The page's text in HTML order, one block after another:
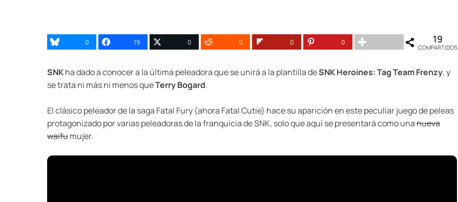
0 19 0 0 0 0 19
COMPARTIDOS
SNKha dado a conocer a la última peleadora que se unirá a la plantilla deSNK Heroines: Tag Team Frenzy, y
se trata ni más ni menos queTerry Bogard.
El clásico peleador de la saga Fatal Fury (ahora Fatal Cutie) hace su aparición en este peculiar juego de peleas
protagonizado por varias peleadoras de la franquicia de SNK, solo que aquí se presentará como unanueva
waifumujer.